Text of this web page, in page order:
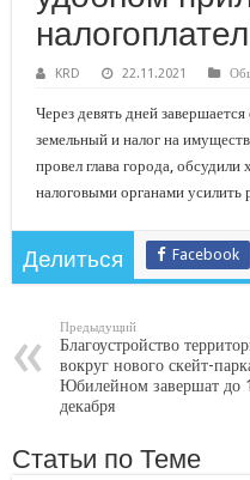
С нового учебного года в 35 школах
В Краснодарском крае с начала
Важные правила обращения в вашу
В городах и районах Кубани
Стартовал прием заявок на 20-й
KRD 22.11.2021
Через девять дней
земельный и налог на
провел глава города,
налоговыми органами усилить
Делиться Facebook
Предыдущий
Благоустройство
вокруг нового скейт-
Юбилейном завершат до
декабря
Статьи по Теме